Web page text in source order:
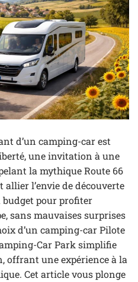
d’un camping-car est
une invitation à une
la mythique Route 66
l’envie de découverte
pour profiter
sans mauvaises surprises
d’un camping-car Pilote
Car Park simplifie
offrant une expérience à la
Cet article vous plonge